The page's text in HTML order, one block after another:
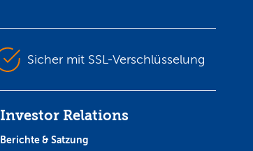
Sicher mit SSL-Verschlüsselung
Investor Relations
Berichte & Satzung